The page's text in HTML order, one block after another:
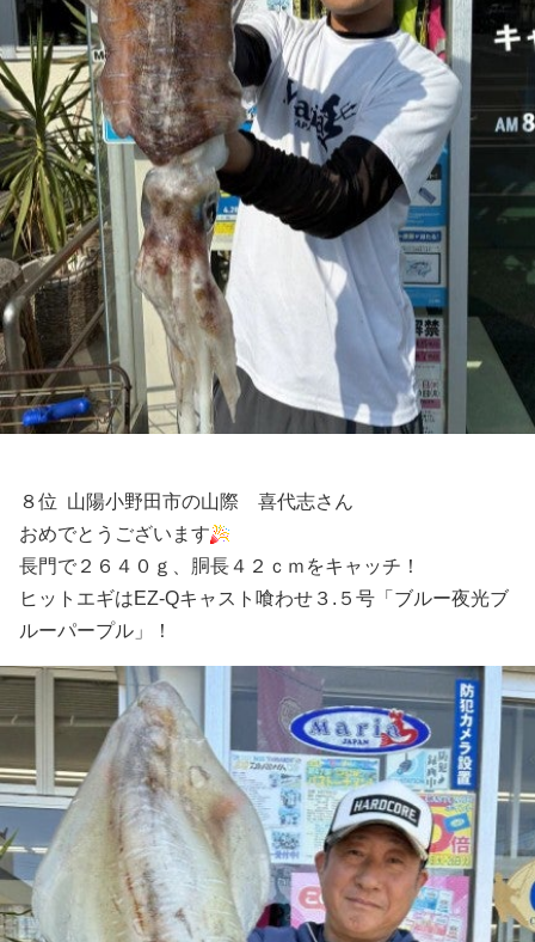
８位 山陽小野田市の山際 喜代志さん
おめでとうございます
長門で２６４０ｇ、胴長４２ｃｍをキャッチ！
ヒットエギはEZ-Qキャスト喰わせ３.５号「ブルー夜光ブ
ルーパープル」！